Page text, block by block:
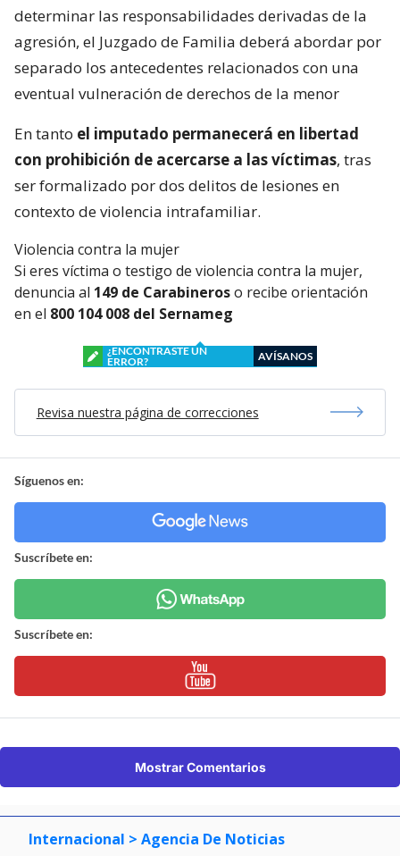
determinar las responsabilidades derivadas de la
agresión, el Juzgado de Familia deberá abordar por
separado los antecedentes relacionados con una
eventual vulneración de derechos de la menor
En tanto el imputado permanecerá en libertad
con prohibición de acercarse a las víctimas, tras
ser formalizado por dos delitos de lesiones en
contexto de violencia intrafamiliar.
Violencia contra la mujer
Si eres víctima o testigo de violencia contra la mujer,
denuncia al 149 de Carabineroso recibe orientación
en el 800 104 008 del Sernameg
¿ENCONTRASTE UN
ERROR?
AVÍSANOS
Revisa nuestra página de correcciones
Síguenos en:
Suscríbete en:
Suscríbete en:
Mostrar Comentarios
Internacional > Agencia De Noticias